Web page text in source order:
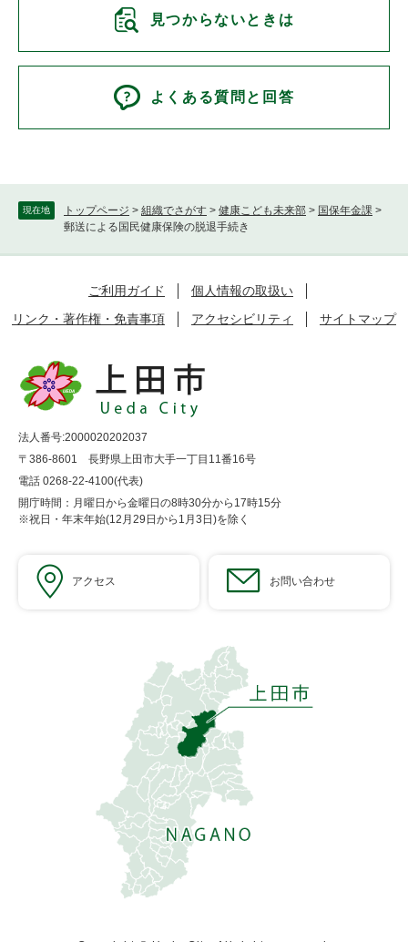
現在地 トップページ > 組織でさがす > 健康こども未来部 > 国保年金課 >
郵送による国民健康保険の脱退手続き
見つからないときは
よくある質問と回答
ご利用ガイド
個人情報の取扱い
リンク・著作権・免責事項
アクセシビリティ サイトマップ
法人番号:2000020202037
〒386-8601 長野県上田市大手一丁目11番16号
電話 0268-22-4100(代表)
開庁時間：月曜日から金曜日の8時30分から17時15分
※祝日・年末年始(12月29日から1月3日)を除く
アクセス お問い合わせ